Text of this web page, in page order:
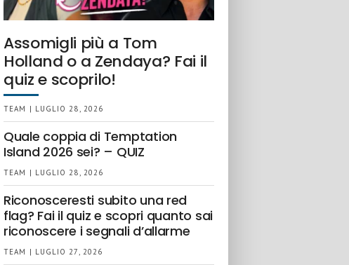
Assomigli più a Tom
Holland o a Zendaya? Fai il
quiz e scoprilo!
TEAM | LUGLIO 28, 2026
Quale coppia di Temptation
Island 2026 sei? – QUIZ
TEAM | LUGLIO 28, 2026
Riconosceresti subito una red
flag? Fai il quiz e scopri quanto sai
riconoscere i segnali d’allarme
TEAM | LUGLIO 27, 2026